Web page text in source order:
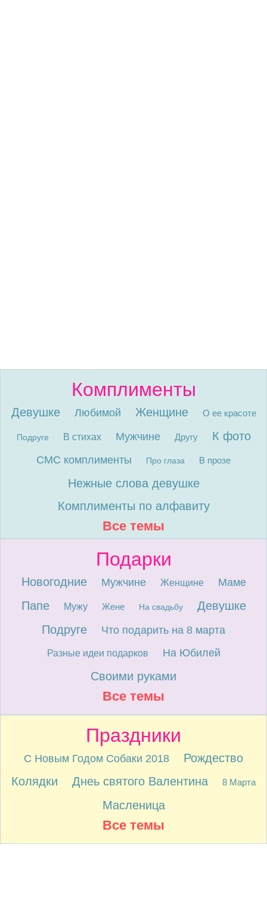
Комплименты
Девушке Любимой Женщине О ее красоте
Подруге В стихах Мужчине Другу К фото
СМС комплименты Про глаза В прозе
Нежные слова девушке
Комплименты по алфавиту
Все темы
Подарки
Новогодние Мужчине Женщине Маме
Папе Мужу Жене На свадьбу
Девушке
Подруге
Что подарить на 8 марта
Разные идеи подарков На Юбилей
Своими руками
Все темы
Праздники
С Новым Годом Собаки 2018
Рождество
Колядки
Днеь святого Валентина 8 Марта
Масленица
Все темы